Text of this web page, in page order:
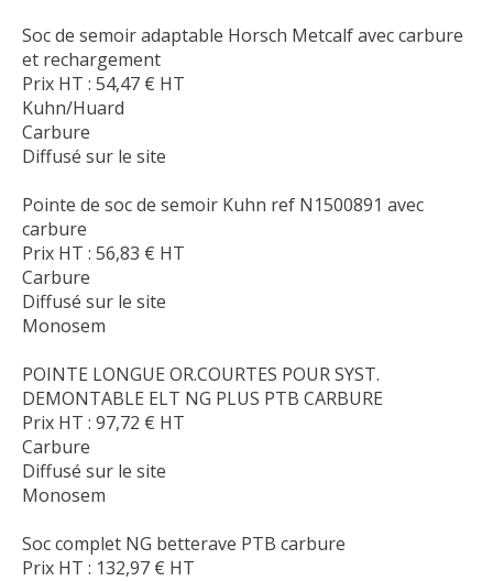
Soc de semoir adaptable Horsch Metcalf avec carbure
et rechargement
Prix HT : 54,47 € HT
Kuhn/Huard
Carbure
Diffusé sur le site
Pointe de soc de semoir Kuhn ref N1500891 avec
carbure
Prix HT : 56,83 € HT
Carbure
Diffusé sur le site
Monosem
POINTE LONGUE OR.COURTES POUR SYST.
DEMONTABLE ELT NG PLUS PTB CARBURE
Prix HT : 97,72 € HT
Carbure
Diffusé sur le site
Monosem
Soc complet NG betterave PTB carbure
Prix HT : 132,97 € HT